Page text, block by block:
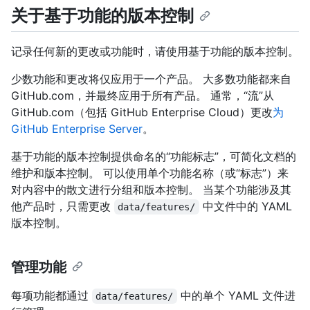
关于基于功能的版本控制
记录任何新的更改或功能时，请使用基于功能的版本控制。
少数功能和更改将仅应用于一个产品。 大多数功能都来自
GitHub.com，并最终应用于所有产品。 通常，“流”从
GitHub.com（包括 GitHub Enterprise Cloud）更改为
GitHub Enterprise Server。
基于功能的版本控制提供命名的“功能标志”，可简化文档的
维护和版本控制。 可以使用单个功能名称（或“标志”）来
对内容中的散文进行分组和版本控制。 当某个功能涉及其
他产品时，只需更改
data/features/
中文件中的 YAML
版本控制。
管理功能
每项功能都通过 data/features/
中的单个 YAML 文件进